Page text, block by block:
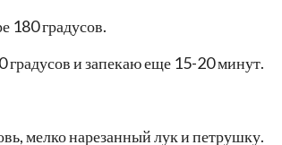
180 градусов.
и запекаю еще 15-20 минут.
мелко нарезанный лук и петрушку.